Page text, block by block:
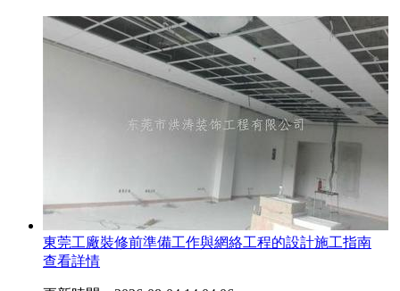
東莞工廠裝修前準備工作與網絡工程的設計施工指南
查看詳情